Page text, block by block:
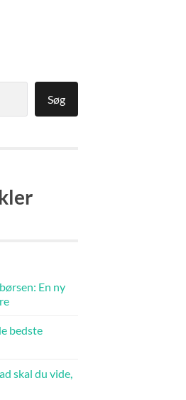
Søg
En ny
bedste
skal du vide,